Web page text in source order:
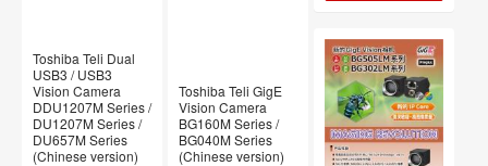
Toshiba Teli Dual
USB3 / USB3
Vision Camera
DDU1207M Series /
DU1207M Series /
DU657M Series
(Chinese version)
Toshiba Teli GigE
Vision Camera
BG160M Series /
BG040M Series
(Chinese version)